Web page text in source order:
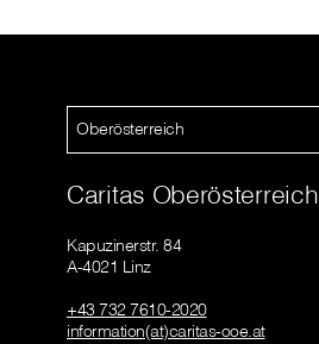
Oberösterreich
Caritas Oberösterreich
Kapuzinerstr. 84
A-4021 Linz
+43 732 7610-2020
information(at)caritas-ooe.at